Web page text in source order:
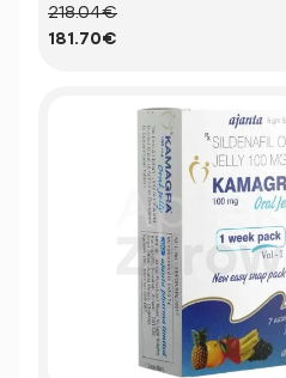
218.04€
181.70€